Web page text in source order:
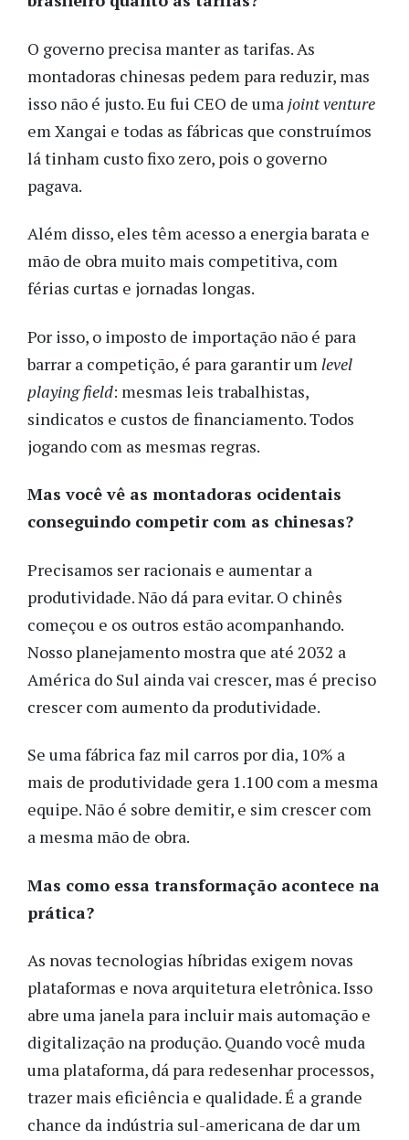
O governo precisa manter as tarifas. As
montadoras chinesas pedem para reduzir, mas
isso não é justo. Eu fui CEO de uma joint venture
em Xangai e todas as fábricas que construímos
lá tinham custo fixo zero, pois o governo
pagava.
Além disso, eles têm acesso a energia barata e
mão de obra muito mais competitiva, com
férias curtas e jornadas longas.
Por isso, o imposto de importação não é para
barrar a competição, é para garantir um level
playing field: mesmas leis trabalhistas,
sindicatos e custos de financiamento. Todos
jogando com as mesmas regras.
Mas você vê as montadoras ocidentais
conseguindo competir com as chinesas?
Precisamos ser racionais e aumentar a
produtividade. Não dá para evitar. O chinês
começou e os outros estão acompanhando.
Nosso planejamento mostra que até 2032 a
América do Sul ainda vai crescer, mas é preciso
crescer com aumento da produtividade.
Se uma fábrica faz mil carros por dia, 10% a
mais de produtividade gera 1.100 com a mesma
equipe. Não é sobre demitir, e sim crescer com
a mesma mão de obra.
Mas como essa transformação acontece na
prática?
As novas tecnologias híbridas exigem novas
plataformas e nova arquitetura eletrônica. Isso
abre uma janela para incluir mais automação e
digitalização na produção. Quando você muda
uma plataforma, dá para redesenhar processos,
trazer mais eficiência e qualidade. É a grande
chance da indústria sul-americana de dar um